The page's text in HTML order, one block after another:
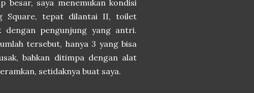
besar, saya menemukan kondisi
Square, tepat dilantai II, toilet
pengunjung yang antri.
tersebut, hanya 3 yang bisa
bahkan ditimpa dengan alat
setidaknya buat saya.